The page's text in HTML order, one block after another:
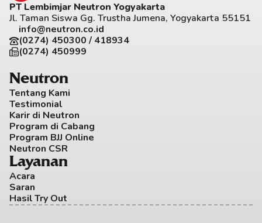
PT Lembimjar Neutron Yogyakarta
Jl. Taman Siswa Gg. Trustha Jumena, Yogyakarta 55151
info@neutron.co.id
(0274) 450300 / 418934
(0274) 450999
Neutron
Tentang Kami
Testimonial
Karir di Neutron
Program di Cabang
Program BJJ Online
Neutron CSR
Layanan
Acara
Saran
Hasil Try Out